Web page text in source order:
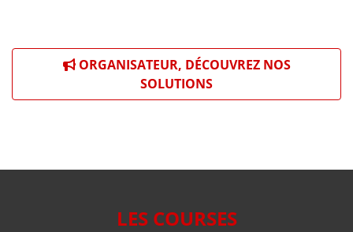
ORGANISATEUR, DÉCOUVREZ NOS
SOLUTIONS
LES COURSES